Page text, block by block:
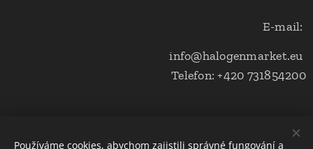
E-mail:
info@halogenmarket.eu
Telefon: +420 731854200
Obchodní podmínky a ochrana soukromí
Používáme cookies, abychom zajistili správné fungování a